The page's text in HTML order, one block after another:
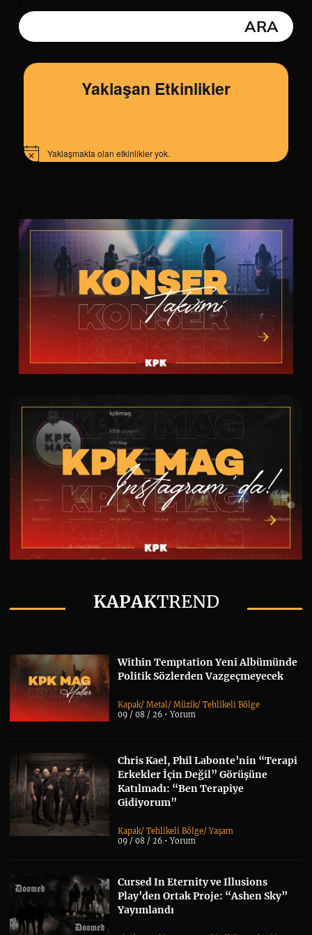
Yaklaşan Etkinlikler
Notice Yaklaşmakta olan etkinlikler yok.
KAPAKTREND
Within Temptation Yeni Albümünde
Politik Sözlerden Vazgeçmeyecek
Kapak/Metal/Müzik/Tehlikeli Bölge
09 / 08 / 26 •Yorum
Chris Kael, Phil Labonte’nin “Terapi
Erkekler İçin Değil” Görüşüne
Katılmadı: “Ben Terapiye
Gidiyorum”
Kapak/Tehlikeli Bölge/Yaşam
09 / 08 / 26 •Yorum
Cursed In Eternity ve Illusions
Play’den Ortak Proje: “Ashen Sky”
Yayımlandı